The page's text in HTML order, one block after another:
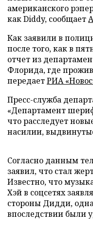
американского
как Diddy, сообщает
Как заявили в
после того, как в
отчет из
Флорида, где
передаетРИА
Пресс-служба
«Департамент
что расследует
насилии,
Согласно данным
заявил, что стал
Известно, что
Хэй в соцсетях
стороны Дидди,
впоследствии были